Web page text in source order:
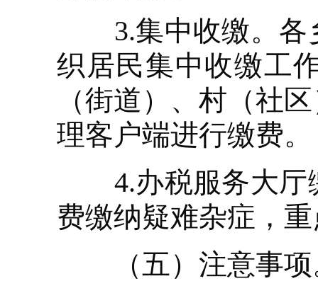
3.集中收缴。各
织居民集中收缴工
（街道）、村（社
理客户端进行缴费。
4.办税服务大厅
费缴纳疑难杂症，
（五）注意事项